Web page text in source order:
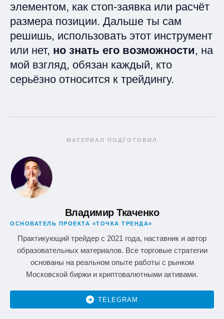
элементом, как стоп‑заявка или расчёт
размера позиции. Дальше ты сам
решишь, использовать этот инструмент
или нет, но знать его возможности, на
мой взгляд, обязан каждый, кто
серьёзно относится к трейдингу.
МАТЕРИАЛ ПОДГОТОВИЛ
Владимир Ткаченко
ОСНОВАТЕЛЬ ПРОЕКТА «ТОЧКА ТРЕНДА»
Практикующий трейдер с 2021 года, наставник и автор
образовательных материалов. Все торговые стратегии
основаны на реальном опыте работы с рынком
Московской биржи и криптовалютными активами.
TELEGRAM